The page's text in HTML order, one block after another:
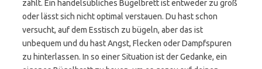
zählt. Ein handelsübliches Bügelbrett ist entweder zu groß
oder lässt sich nicht optimal verstauen. Du hast schon
versucht, auf dem Esstisch zu bügeln, aber das ist
unbequem und du hast Angst, Flecken oder Dampfspuren
zu hinterlassen. In so einer Situation ist der Gedanke, ein